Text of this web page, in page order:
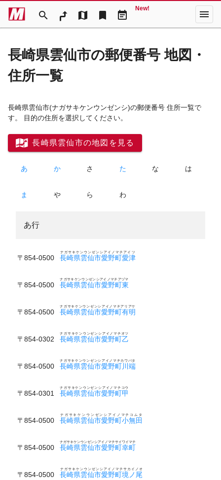
search map bookmark event_note
New! menu
長崎県雲仙市の郵便番号 地図・
住所一覧
長崎県雲仙市(ナガサキケンウンゼンシ)の郵便番号 住所一覧で
す。 目的の住所を選択してください。
長崎県雲仙市の地図を見る
あ か さ た な は
ま や ら わ
あ行
〒854-0500 長崎県雲仙市愛野町愛津
ナガサキケンウンゼンシアイノマチアイツ
〒854-0500 長崎県雲仙市愛野町東
ナガサキケンウンゼンシアイノマチアヅマ
〒854-0500 長崎県雲仙市愛野町有明
ナガサキケンウンゼンシアイノマチアリアケ
〒854-0302 長崎県雲仙市愛野町乙
ナガサキケンウンゼンシアイノマチオツ
〒854-0500 長崎県雲仙市愛野町川端
ナガサキケンウンゼンシアイノマチカワバタ
〒854-0301 長崎県雲仙市愛野町甲
ナガサキケンウンゼンシアイノマチコウ
〒854-0500 長崎県雲仙市愛野町小無田
ナガサキケンウンゼンシアイノマチコムタ
〒854-0500 長崎県雲仙市愛野町幸町
ナガサキケンウンゼンシアイノマチサイワイマチ
〒854-0500 長崎県雲仙市愛野町境ノ尾
ナガサキケンウンゼンシアイノマチサカイノオ